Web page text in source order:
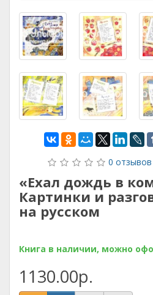
0 отзывов
«Ехал дождь в
Картинки и
на русском
Книга в наличии, можно
1130.00р.